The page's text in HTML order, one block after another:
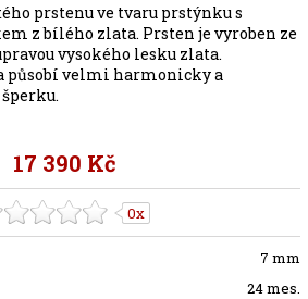
prstenu ve tvaru prstýnku s
z bílého zlata. Prsten je vyroben ze
vysokého lesku zlata.
působí velmi harmonicky a
17 390 Kč
0x
7 mm
24 mes.